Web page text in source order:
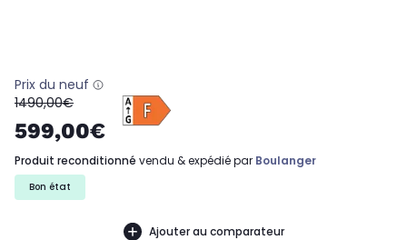
Prix du neuf
oldPrice
1490,00€
599,00€
produit reconditionné vendu & expédié par Boulanger
Bon état
Ajouter au comparateur